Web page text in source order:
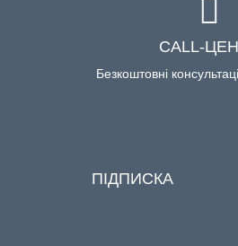
CALL-
Безкоштовні
ПІДПИСКА